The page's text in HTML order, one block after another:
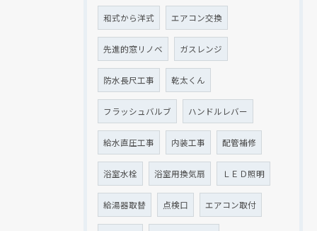
和式から洋式 エアコン交換
先進的窓リノベ ガスレンジ
防水長尺工事 乾太くん
フラッシュバルブ ハンドルレバー
給水直圧工事 内装工事 配管補修
浴室水栓 浴室用換気扇 ＬＥＤ照明
給湯器取替 点検口 エアコン取付